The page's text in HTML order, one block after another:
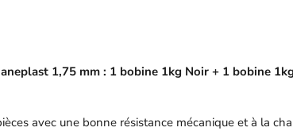
1,75 mm : 1 bobine 1kg Noir + 1 bobine
avec une bonne résistance mécanique et à la